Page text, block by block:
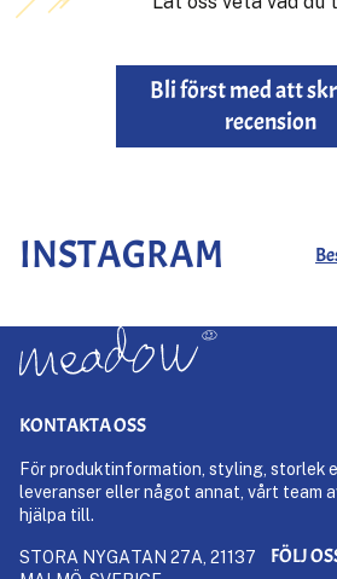
Bli först med att
recension
INSTAGRAM
KONTAKTA OSS
För produktinformation, styling, storlek
leveranser eller något annat, vårt team
hjälpa till.
STORA NYGATAN 27A, 21137
FÖLJ